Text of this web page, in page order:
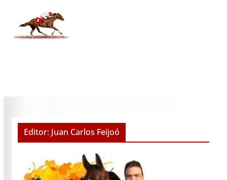
Editor: Juan Carlos Feijoó